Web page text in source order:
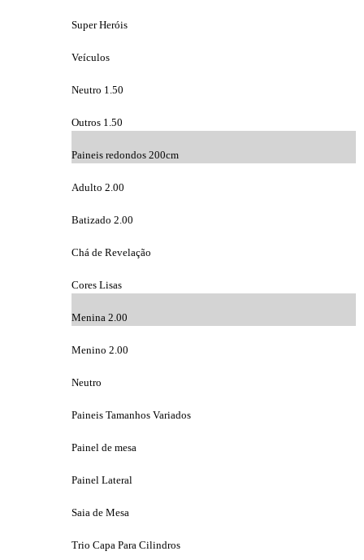
Super Heróis
Veículos
Neutro 1.50
Outros 1.50
Paineis redondos 200cm
Adulto 2.00
Batizado 2.00
Chá de Revelação
Cores Lisas
Menina 2.00
Menino 2.00
Neutro
Paineis Tamanhos Variados
Painel de mesa
Painel Lateral
Saia de Mesa
Trio Capa Para Cilindros